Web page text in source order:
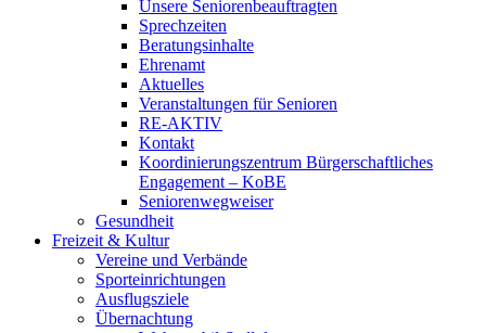
Unsere Seniorenbeauftragten
Sprechzeiten
Beratungsinhalte
Ehrenamt
Aktuelles
Veranstaltungen für Senioren
RE-AKTIV
Kontakt
Koordinierungszentrum Bürgerschaftliches
Engagement – KoBE
Seniorenwegweiser
Gesundheit
Freizeit & Kultur
Vereine und Verbände
Sporteinrichtungen
Ausflugsziele
Übernachtung